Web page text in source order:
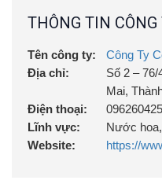
THÔNG TIN CÔNG
Tên công ty:
Công Ty
Địa chỉ:
Số 2 –
Mai,
Điện thoại:
Lĩnh vực:
Nước
Website:
https://